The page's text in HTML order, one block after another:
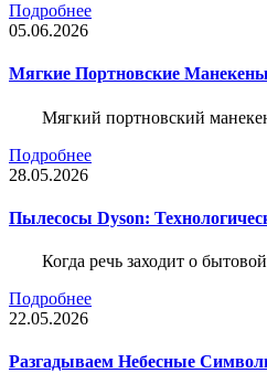
Подробнее
05.06.2026
Мягкие Портновские
Мягкий портновский
Подробнее
28.05.2026
Пылесосы Dyson:
Когда речь заходит о
Подробнее
22.05.2026
Разгадываем Небесные